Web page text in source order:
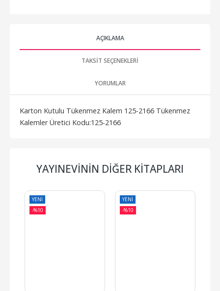
AÇIKLAMA
TAKSIT SEÇENEKLERI
YORUMLAR
Karton Kutulu Tükenmez Kalem 125-2166 Tükenmez
Kalemler Üretici Kodu:125-2166
YAYINEVININ DIĞER KITAPLARI
YENI
-%10
YENI
-%10